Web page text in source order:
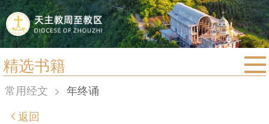
精选书籍
首页
宗教法规
常用经文 > 年终诵
返回